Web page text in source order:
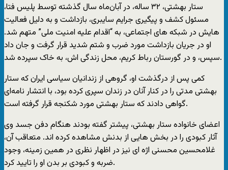
ستار بهشتی، ٣٢ ساله، در آبان‌ماه سال گذشته توسط پلیس فتا،
مسئول کشف و پیگیری جرایم سایبری، بازداشت و به دلیل فعالیت
هایش در شبکه های اجتماعی، به “اقدام علیه امنیت ملی” متهم شد.
او در جریان بازداشت مورد ضرب و شتم شدید قرار گرفت و جان داد
سپس، و در گورستان رباط کریم، محل زندگی اش، به خاک سپرده شد.
کمی پس از درگذشت او، گروهی از زندانیان سیاسی ایران که ستار
بهشتی مدتی را در کنار آنان در زندان سپری کرده بود، با انتشار نامه‌ای
گواهی دادند که ستار بهشتی مورد شکنجه قرار گرفته است.
اعضای خانواده ستار بهشتی، پیشتر گفته بودند هنگام دفن جسد وی
آثار کبودی را در بخش هایی از بدنش مشاهده کرده اند. متعاقب آن،
غلامحسین محسنی اژه ای نیز در اظهار نظری در همین زمینه، وجود
ضربه و کبودی بر بدن او را تایید کرد.